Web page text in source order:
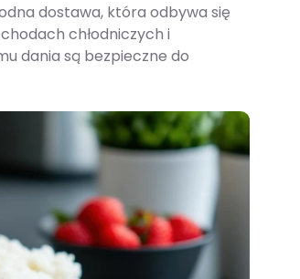
dostawa, która odbywa się
chłodniczych i
dania są bezpieczne do